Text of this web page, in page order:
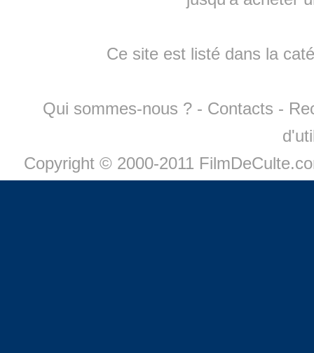
Ce site est listé dans la
Qui sommes-nous ? - Contacts -
Copyright © 2000-2011